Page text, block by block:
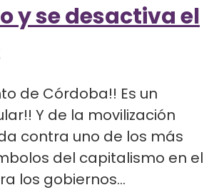
y se desactiva el
de Córdoba!! Es un
Y de la movilización
contra uno de los más
del capitalismo en el
los gobiernos...